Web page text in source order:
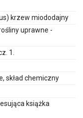
krzew miododajny
uprawne -
1.
skład chemiczny
książka